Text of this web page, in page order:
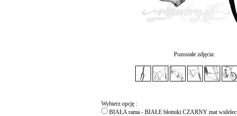
Pozostałe zdjęcia:
Wybierz opcję :
BIAŁA rama - BIAŁE błotniki CZARNY mat widelec